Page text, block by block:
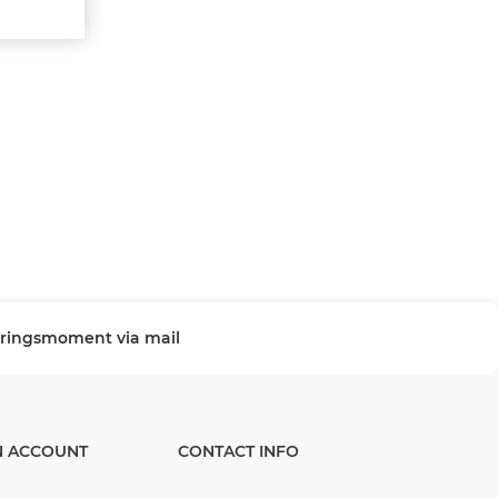
via mail
ACCOUNT CONTACT INFO